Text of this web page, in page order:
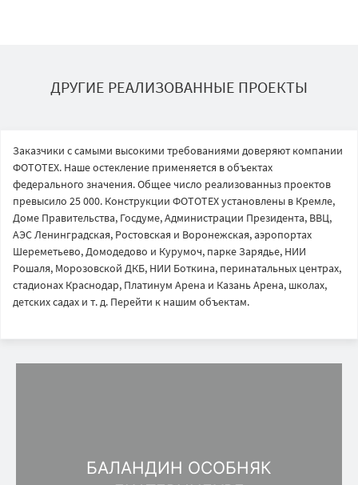
ДРУГИЕ РЕАЛИЗОВАННЫЕ ПРОЕКТЫ
Заказчики с самыми высокими требованиями доверяют компании
ФОТОТЕХ. Наше остекление применяется в объектах
федерального значения. Общее число реализованныз проектов
превысило 25 000. Конструкции ФОТОТЕХ установлены в Кремле,
Доме Правительства, Госдуме, Администрации Президента, ВВЦ,
АЭС Ленинградская, Ростовская и Воронежская, аэропортах
Шереметьево, Домодедово и Курумоч, парке Зарядье, НИИ
Рошаля, Морозовской ДКБ, НИИ Боткина, перинатальных центрах,
стадионах Краснодар, Платинум Арена и Казань Арена, школах,
детских садах и т. д. Перейти к нашим объектам.
БАЛАНДИН ОСОБНЯК